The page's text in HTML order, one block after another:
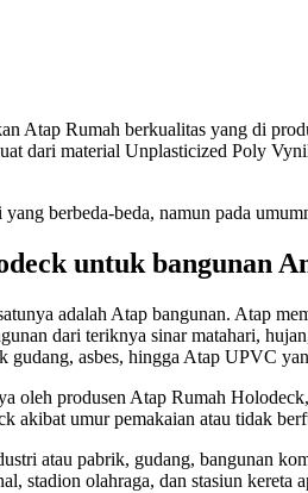
Atap Rumah berkualitas yang di
dari material Unplasticized Poly
berbeda-beda, namun pada
untuk bangunan
adalah Atap bangunan. Atap
dari teriknya sinar matahari,
asbes, hingga Atap UPVC
oleh produsen Atap Rumah Holodeck,
akibat umur pemakaian atau tidak
atau pabrik, gudang, bangunan
stadion olahraga, dan stasiun kereta